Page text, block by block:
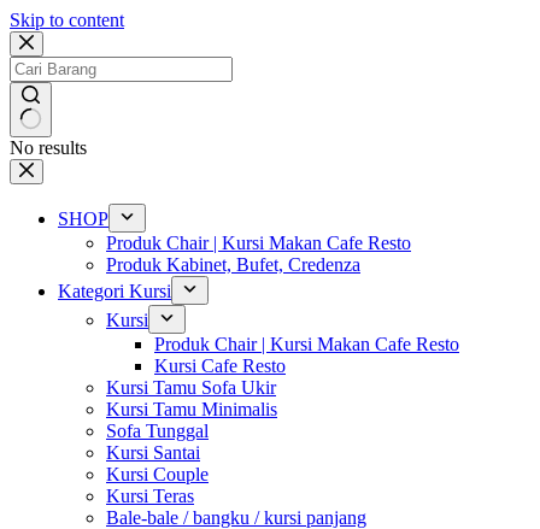
Skip to content
No results
SHOP
Produk Chair | Kursi Makan Cafe Resto
Produk Kabinet, Bufet, Credenza
Kategori Kursi
Kursi
Produk Chair | Kursi Makan Cafe Resto
Kursi Cafe Resto
Kursi Tamu Sofa Ukir
Kursi Tamu Minimalis
Sofa Tunggal
Kursi Santai
Kursi Couple
Kursi Teras
Bale-bale / bangku / kursi panjang